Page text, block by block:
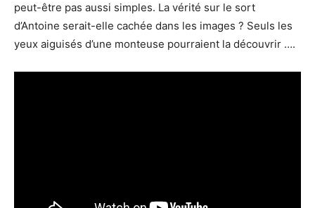
peut-être pas aussi simples. La vérité sur le sort
d’Antoine serait-elle cachée dans les images ? Seuls les
yeux aiguisés d’une monteuse pourraient la découvrir ….